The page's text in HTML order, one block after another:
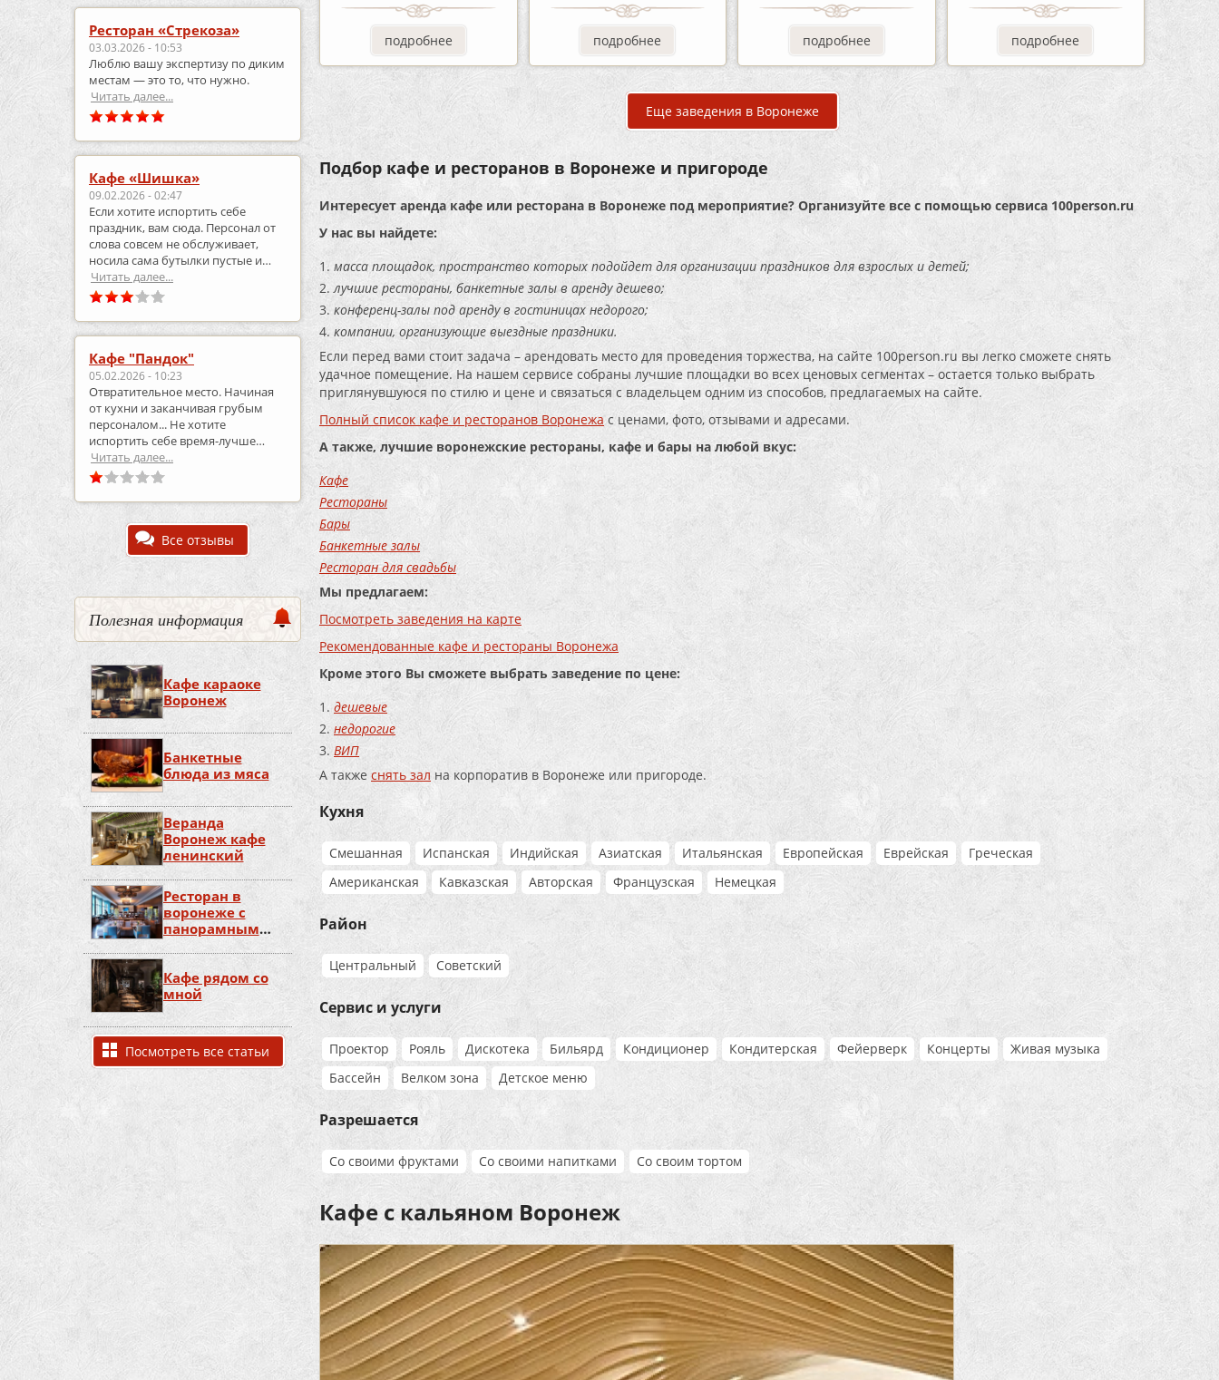
Ресторан «Стрекоза»
03.03.2026 - 10:53
Люблю вашу экспертизу по диким
местам — это то, что нужно.
Читать далее...
Кафе «Шишка»
09.02.2026 - 02:47
Если хотите испортить себе
праздник, вам сюда. Персонал от
слова совсем не обслуживает,
носила сама бутылки пустые и
приносила полные.
Читать далее...
Кафе "Пандок"
05.02.2026 - 10:23
Отвратительное место. Начиная
от кухни и заканчивая грубым
персоналом... Не хотите
испортить себе время-лучше
выберите что-то другое..
Читать далее...
Все отзывы
Полезная информация
Кафе караоке
Воронеж
Банкетные
блюда из мяса
Веранда
Воронеж кафе
ленинский
Ресторан в
воронеже с
панорамным
видом
Кафе рядом со
мной
Посмотреть все статьи
подробнее подробнее подробнее подробнее
Еще заведения в Воронеже
Подбор кафе и ресторанов в Воронеже и пригороде
Интересует аренда кафе или ресторана в Воронеже под мероприятие? Организуйте все с помощью сервиса 100person.ru
У нас вы найдете:
масса площадок, пространство которых подойдет для организации праздников для взрослых и детей;
лучшие рестораны, банкетные залы в аренду дешево;
конференц-залы под аренду в гостиницах недорого;
компании, организующие выездные праздники.
Если перед вами стоит задача – арендовать место для проведения торжества, на сайте 100person.ru вы легко сможете снять
удачное помещение. На нашем сервисе собраны лучшие площадки во всех ценовых сегментах – остается только выбрать
приглянувшуюся по стилю и цене и связаться с владельцем одним из способов, предлагаемых на сайте.
Полный список кафе и ресторанов Воронежас ценами, фото, отзывами и адресами.
А также, лучшие воронежские рестораны, кафе и бары на любой вкус:
Кафе
Рестораны
Бары
Банкетные залы
Ресторан для свадьбы
Мы предлагаем:
Посмотреть заведения на карте
Рекомендованные кафе и рестораны Воронежа
Кроме этого Вы сможете выбрать заведение по цене:
дешевые
недорогие
ВИП
А также снять зал на корпоратив в Воронеже или пригороде.
Кухня
Смешанная Испанская Индийская Азиатская Итальянская Европейская Еврейская
Греческая
Американская
Кавказская Авторская Французская Немецкая
Район
Центральный Советский
Сервис и услуги
Проектор Рояль Дискотека Бильярд Кондиционер Кондитерская Фейерверк Концерты
Живая музыка
Бассейн
Велком зона Детское меню
Разрешается
Со своими фруктами Со своими напитками Со своим тортом
Кафе с кальяном Воронеж